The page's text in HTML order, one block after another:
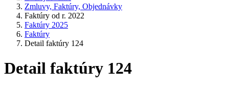
Zmluvy, Faktúry, Objednávky
Faktúry od r. 2022
Faktúry 2025
Faktúry
Detail faktúry 124
Detail faktúry 124